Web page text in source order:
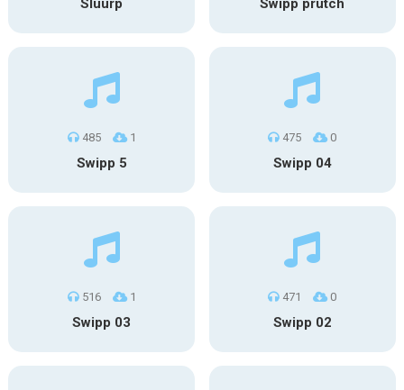
Sluurp Swipp prutch
485 1
Swipp 5
475 0
Swipp 04
516 1
Swipp 03
471 0
Swipp 02